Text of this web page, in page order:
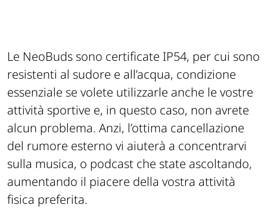
Le NeoBuds sono certificate IP54, per cui sono
resistenti al sudore e all’acqua, condizione
essenziale se volete utilizzarle anche le vostre
attività sportive e, in questo caso, non avrete
alcun problema. Anzi, l’ottima cancellazione
del rumore esterno vi aiuterà a concentrarvi
sulla musica, o podcast che state ascoltando,
aumentando il piacere della vostra attività
fisica preferita.